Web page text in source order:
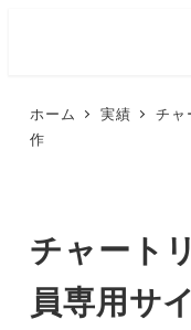
ホーム 実績
チャ
作
チャート
員専用サ